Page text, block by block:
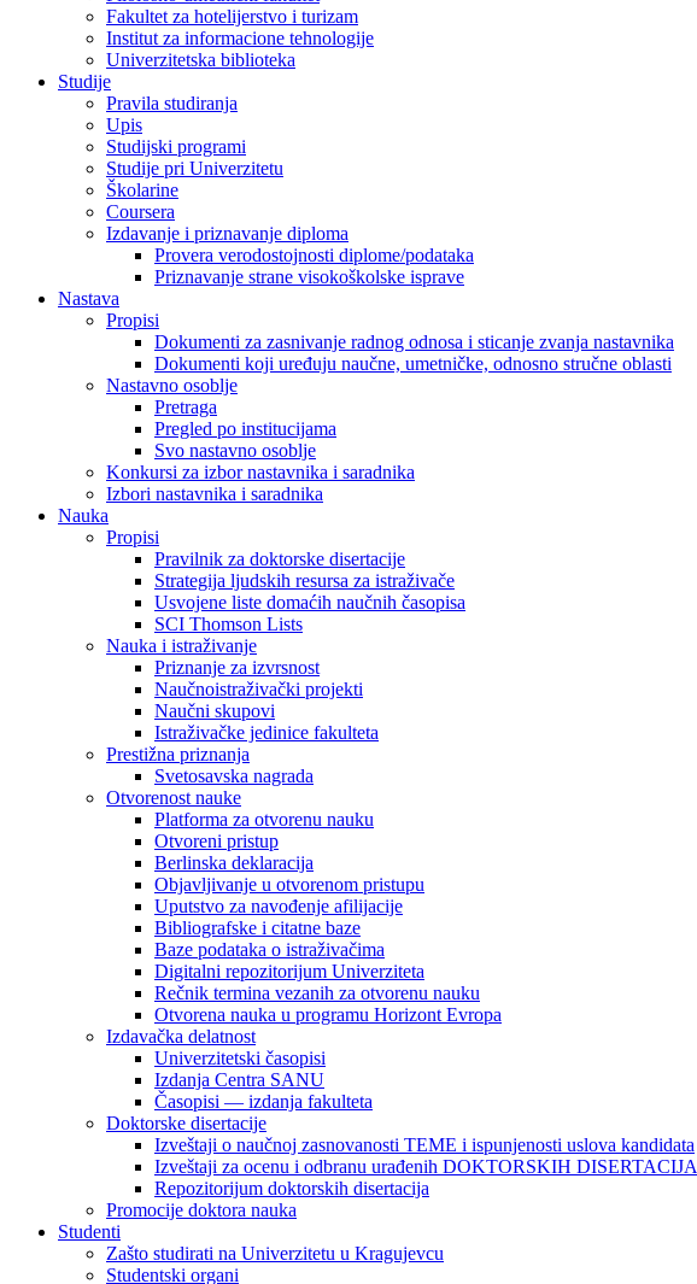
Fakultet za hotelijerstvo i turizam
Institut za informacione tehnologije
Univerzitetska biblioteka
Studije
Pravila studiranja
Upis
Studijski programi
Studije pri Univerzitetu
Školarine
Coursera
Izdavanje i priznavanje diploma
Provera verodostojnosti diplome/podataka
Priznavanje strane visokoškolske isprave
Nastava
Propisi
Dokumenti za zasnivanje radnog odnosa i sticanje zvanja nastavnika
Dokumenti koji uređuju naučne, umetničke, odnosno stručne oblasti
Nastavno osoblje
Pretraga
Pregled po institucijama
Svo nastavno osoblje
Konkursi za izbor nastavnika i saradnika
Izbori nastavnika i saradnika
Nauka
Propisi
Pravilnik za doktorske disertacije
Strategija ljudskih resursa za istraživače
Usvojene liste domaćih naučnih časopisa
SCI Thomson Lists
Nauka i istraživanje
Priznanje za izvrsnost
Naučnoistraživački projekti
Naučni skupovi
Istraživačke jedinice fakulteta
Prestižna priznanja
Svetosavska nagrada
Otvorenost nauke
Platforma za otvorenu nauku
Otvoreni pristup
Berlinska deklaracija
Objavljivanje u otvorenom pristupu
Uputstvo za navođenje afilijacije
Bibliografske i citatne baze
Baze podataka o istraživačima
Digitalni repozitorijum Univerziteta
Rečnik termina vezanih za otvorenu nauku
Otvorena nauka u programu Horizont Evropa
Izdavačka delatnost
Univerzitetski časopisi
Izdanja Centra SANU
Časopisi — izdanja fakulteta
Doktorske disertacije
Izveštaji o naučnoj zasnovanosti TEME i ispunjenosti uslova kandidata
Izveštaji za ocenu i odbranu urađenih DOKTORSKIH DISERTACIJA
Repozitorijum doktorskih disertacija
Promocije doktora nauka
Studenti
Zašto studirati na Univerzitetu u Kragujevcu
Studentski organi